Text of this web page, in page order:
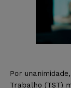
Por
Trabalho (TST)